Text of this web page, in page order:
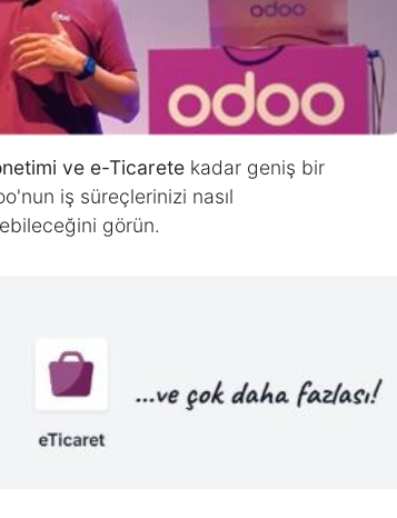
ve e-Ticarete kadar geniş bir
iş süreçlerinizi nasıl
görün.